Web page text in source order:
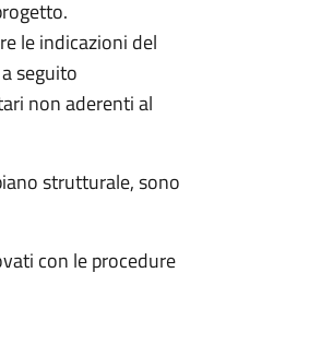
le indicazioni del
seguito
non aderenti al
strutturale, sono
con le procedure